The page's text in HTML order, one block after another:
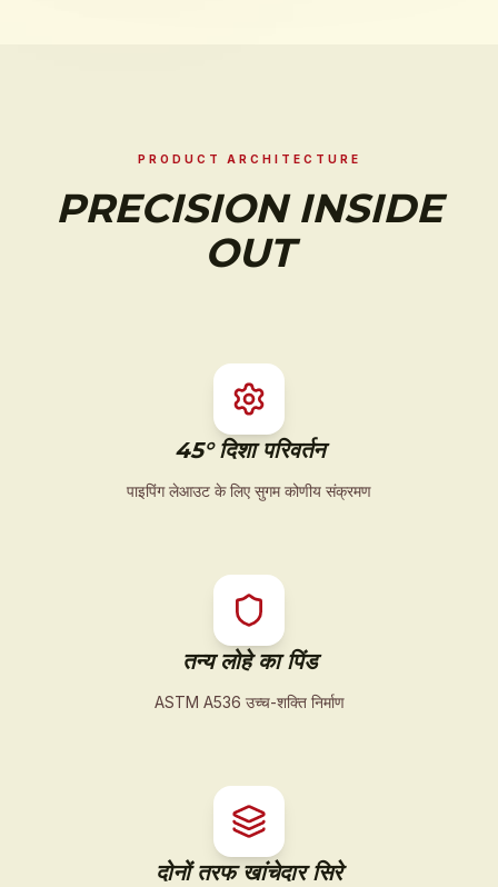
PRODUCT ARCHITECTURE
PRECISION INSIDE
OUT
45° दिशा परिवर्तन
पाइपिंग लेआउट के लिए सुगम कोणीय संक्रमण
तन्य लोहे का पिंड
ASTM A536 उच्च-शक्ति निर्माण
दोनों तरफ खांचेदार सिरे